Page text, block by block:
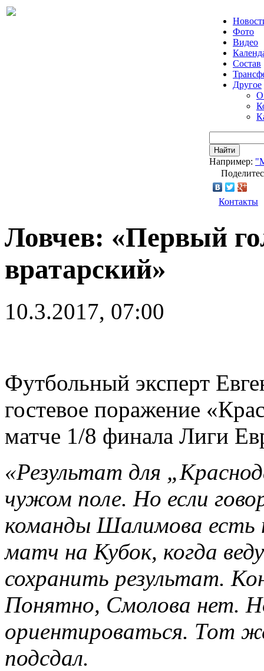
Фото
Видео
Состав
Другое
О
Найти
Например:
Контакты
Ловчев: «Первый
вратарский»
10.3.2017, 07:00
Футбольный эксперт
гостевое поражение
матче 1/8 финала Лиги
«Результат для
чужом поле. Но если
команды Шалимова
матч на Кубок, когда
сохранить результат.
Понятно, Смолова нет.
ориентироваться. Тот
подсдал.